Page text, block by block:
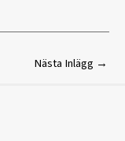
Nästa Inlägg →